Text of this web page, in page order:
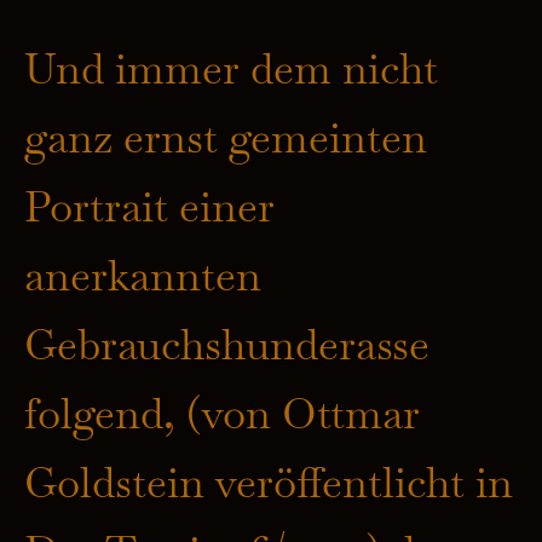
Und immer dem nicht
ganz ernst gemeinten
Portrait einer
anerkannten
Gebrauchshunderasse
folgend, (von Ottmar
Goldstein veröffentlicht in